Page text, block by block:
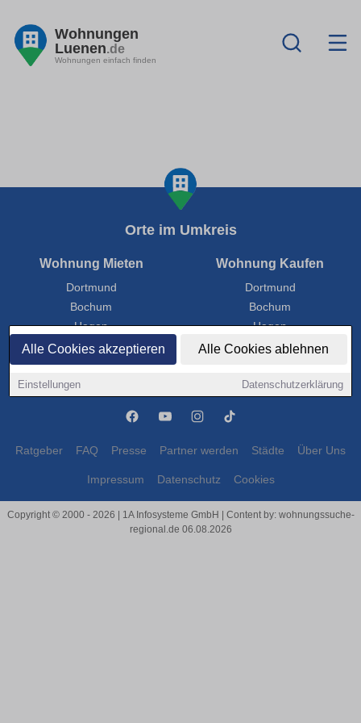
Alle Cookies akzeptieren Alle Cookies ablehnen
Einstellungen Datenschutzerklärung
Wohnungen
Luenen.de
Wohnungen einfach finden
Orte im Umkreis
Wohnung Mieten
Dortmund
Bochum
Hagen
Hamm
Herne
Wohnung Kaufen
Dortmund
Bochum
Hagen
Hamm
Ratgeber FAQ Presse Partner werden Städte Über Uns
Impressum Datenschutz Cookies
Copyright © 2000 - 2026 | 1A Infosysteme GmbH | Content by: wohnungssuche-
regional.de 06.08.2026